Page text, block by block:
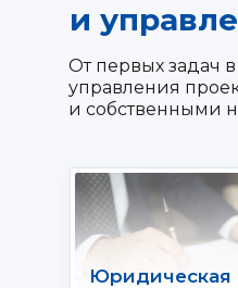
От первых задач
управления
и собственными
и
Юридическая